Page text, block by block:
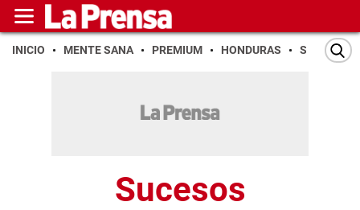
INICIO MENTE SANA PREMIUM HONDURAS SAN PEDRO
Sucesos